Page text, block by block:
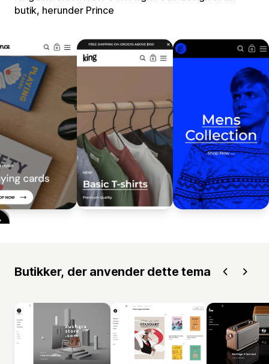
butik, herunder Prince
Butikker, der anvender dette tema